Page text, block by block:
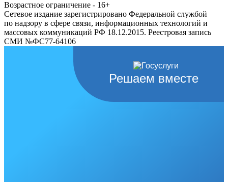
Возрастное ограничение - 16+
Сетевое издание зарегистрировано Федеральной службой
по надзору в сфере связи, информационных технологий и
массовых коммуникаций РФ 18.12.2015. Реестровая запись
СМИ №ФС77-64106
Решаем вместе